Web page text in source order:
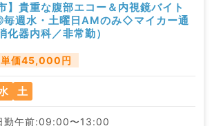
】貴重な腹部エコー＆内視鏡バイト
週水・土曜日AMのみ◇マイカー通
化器内科／非常勤）
単価45,000円
土
勤午前:09:00〜13:00